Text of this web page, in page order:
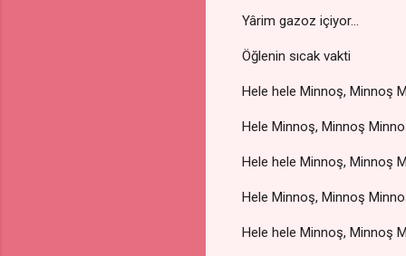
Yârim gazoz içiyor...
Öğlenin sıcak vakti
Hele hele Minnoş, Minnoş
Hele Minnoş, Minnoş
Hele hele Minnoş, Minnoş
Hele Minnoş, Minnoş
Hele hele Minnoş, Minnoş